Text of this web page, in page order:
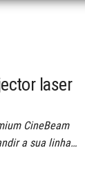
laser
CineBeam
a sua linha…